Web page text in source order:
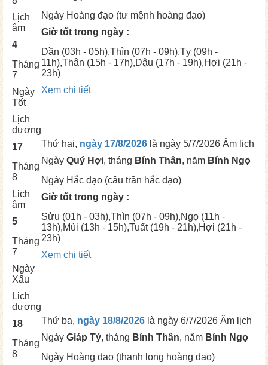
Lịch
âm
4
Tháng
7
Ngày
Tốt
Ngày Hoàng đạo (tư mệnh hoàng đạo)
Giờ tốt trong ngày :
Dần (03h - 05h),Thìn (07h - 09h),Tỵ (09h -
11h),Thân (15h - 17h),Dậu (17h - 19h),Hợi (21h -
23h)
Xem chi tiết
Lịch
dương
17
Tháng
8
Lịch
âm
5
Tháng
7
Ngày
Xấu
Thứ hai, ngày 17/8/2026 là ngày 5/7/2026 Âm lịch
Ngày Quý Hợi, tháng Bính Thân, năm Bính Ngọ
Ngày Hắc đạo (câu trần hắc đạo)
Giờ tốt trong ngày :
Sửu (01h - 03h),Thìn (07h - 09h),Ngọ (11h -
13h),Mùi (13h - 15h),Tuất(19h - 21h),Hợi (21h -
23h)
Xem chi tiết
Lịch
dương
18
Tháng
8
Thứ ba, ngày 18/8/2026 là ngày 6/7/2026 Âm lịch
Ngày Giáp Tý, tháng Bính Thân, năm Bính Ngọ
Ngày Hoàng đạo (thanh long hoàng đạo)